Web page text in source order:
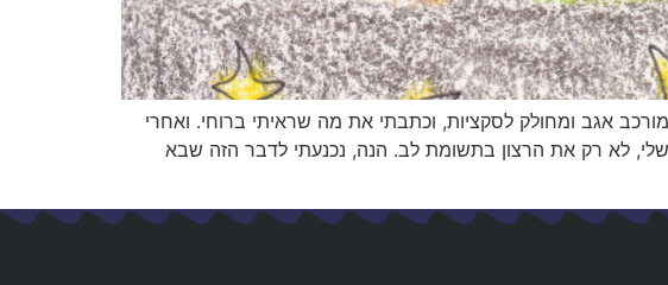
אגב ומחולק לסקציות, וכתבתי את מה שראיתי ברוחי. ואחרי
לא רק את הרצון בתשומת לב. הנה, נכנעתי לדבר הזה שבא